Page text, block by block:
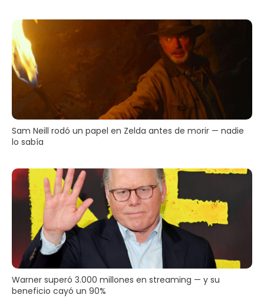
Sam Neill rodó un papel en Zelda antes de morir — nadie
lo sabía
Warner superó 3.000 millones en streaming — y su
beneficio cayó un 90%